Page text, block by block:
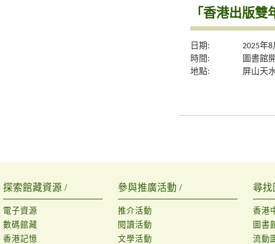
「香港出版
日期:
2025年
時間:
圖書館
地點:
屏山天
探索館藏資源 /
電子資源
數碼館藏
香港記憶
參與推廣活動 /
推介活動
閱讀活動
文學活動
尋找
香港
圖書
流動